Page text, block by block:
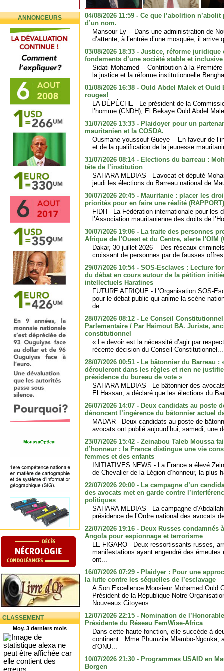
ANNONCEURS
CLASSEMENT
Moy. 3 derniers mois
04/08/2026 11:59 - Ce que l’abolition
d’un nom.
Mansour Ly -- Dans une administration de
d’attente, à l’entrée d’une mosquée, il arrive
03/08/2026 18:33 - Justice, réforme
fondements d’une société stable et inclusive
Sidati Mohamed -- Contribution à la
la justice et la réforme institutionnelle
01/08/2026 16:38 - Ould Abdel Malek et
rouges!
LA DÉPÊCHE - Le président de la
l’homme (CNDH), El Bekaye Ould Abdel
31/07/2026 13:33 - Plaidoyer pour un
mauritanien et la COSDA.
Ousmane youssouf Gueye -- En faveur de
et de la qualification de la jeunesse
31/07/2026 08:14 - Elections du barreau :
tête de l’institution
SAHARA MEDIAS - L’avocat et député
jeudi les élections du Barreau national de
30/07/2026 20:45 - Mauritanie : placer les
priorités pour en faire une réalité (RAPPORT)
FIDH - La Fédération internationale pour les
l’Association mauritanienne des droits de
30/07/2026 19:06 - La traite des personnes
Afrique de l'Ouest et du Centre, alerte l'OIM
Dakar, 30 juillet 2026 – Des réseaux
croissant de personnes par de fausses
29/07/2026 10:54 - SOS-Esclaves : Lecture
du débat en cours autour de la pétition
intellectuels Haratines
FUTURE AFRIQUE - L’Organisation SOS-
pour le débat public qui anime la scène
de...
28/07/2026 08:12 - Le Conseil
Parlementaire / Par Haimout BA. Juriste,
constitutionnel
« Le devoir est la nécessité d’agir par
récente décision du Conseil Constitutionnel...
28/07/2026 00:51 - Le bâtonnier du Barreau :
dérouleront dans les règles et rien ne
présidence du bureau de vote »
SAHARA MEDIAS - Le bâtonnier des
El Hassan, a déclaré que les élections du
26/07/2026 14:07 - Deux candidats au poste
dénoncent l’ingérence du bâtonnier actuel
MADAR - Deux candidats au poste de
avocats ont publié aujourd’hui, samedi, une
23/07/2026 15:42 - Zeinabou Taleb Moussa
d’honneur : la France distingue une vie
femmes et des enfants
INITIATIVES NEWS - La France a élevé
de Chevalier de la Légion d’honneur, la plus
22/07/2026 20:00 - La campagne d’un
des avocats met en garde contre
politiques
SAHARA MEDIAS - La campagne
présidence de l’Ordre national des avocats
22/07/2026 19:16 - Deux Russes condamnés
Angola pour espionnage et terrorisme
LE FIGARO - Deux ressortissants russes,
manifestations ayant engendré des
ont...
16/07/2026 07:29 - Plaidyer : Pour une
la lutte contre les séquelles de l’esclavage
A Son Excellence Monsieur Mohamed Ould
Président de la République Notre
Nouveaux Citoyens...
12/07/2026 22:15 - Nomination de
Présidente du Réseau FemWise-Africa
Dans cette haute fonction, elle succède à
continent : Mme Phumzile Mlambo-Ngcuka,
d’ONU...
10/07/2026 21:30 - Programmes USAID en
Borgen